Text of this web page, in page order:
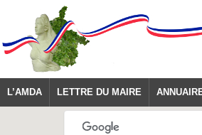
L’AMDA LETTRE DU MAIRE